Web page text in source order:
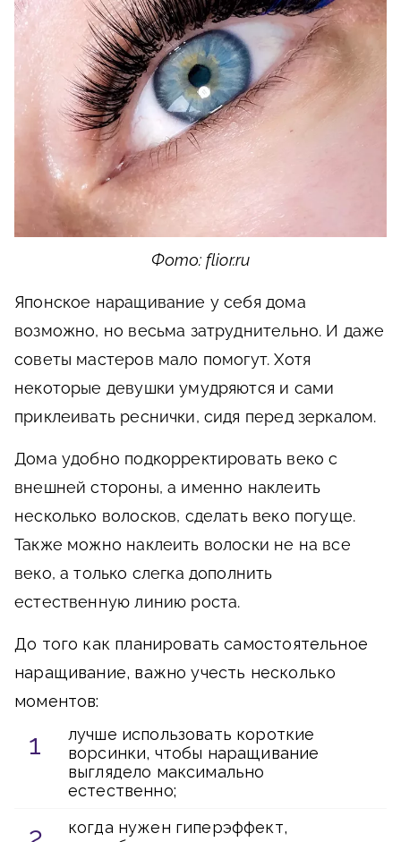
Фото: flior.ru
Японское наращивание у себя дома
возможно, но весьма затруднительно. И даже
советы мастеров мало помогут. Хотя
некоторые девушки умудряются и сами
приклеивать реснички, сидя перед зеркалом.
Дома удобно подкорректировать веко с
внешней стороны, а именно наклеить
несколько волосков, сделать веко погуще.
Также можно наклеить волоски не на все
веко, а только слегка дополнить
естественную линию роста.
До того как планировать самостоятельное
наращивание, важно учесть несколько
моментов:
лучше использовать короткие
ворсинки, чтобы наращивание
выглядело максимально
естественно;
когда нужен гиперэффект,